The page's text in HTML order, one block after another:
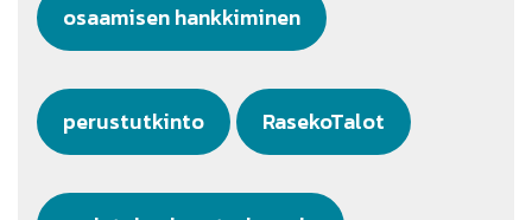
osaamisen hankkiminen
perustutkinto RasekoTalot